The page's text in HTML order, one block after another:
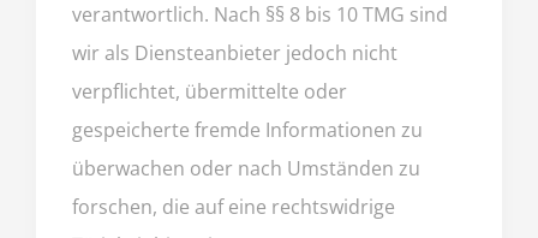
verantwortlich. Nach §§ 8 bis 10 TMG sind
wir als Diensteanbieter jedoch nicht
verpflichtet, übermittelte oder
gespeicherte fremde Informationen zu
überwachen oder nach Umständen zu
forschen, die auf eine rechtswidrige